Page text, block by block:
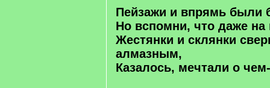
Пейзажи и впрямь были
Но вспомни, что даже на
Жестянки и склянки
алмазным,
Казалось, мечтали о